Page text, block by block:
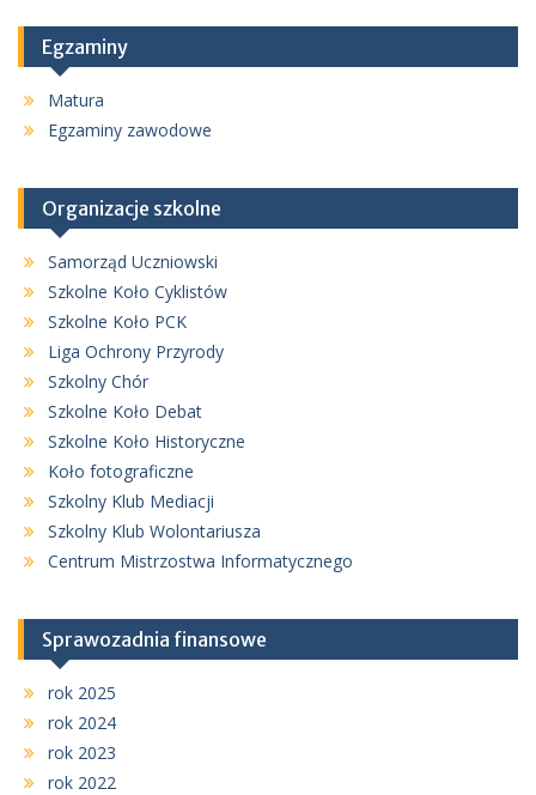
Egzaminy
Matura
Egzaminy zawodowe
Organizacje szkolne
Samorząd Uczniowski
Szkolne Koło Cyklistów
Szkolne Koło PCK
Liga Ochrony Przyrody
Szkolny Chór
Szkolne Koło Debat
Szkolne Koło Historyczne
Koło fotograficzne
Szkolny Klub Mediacji
Szkolny Klub Wolontariusza
Centrum Mistrzostwa Informatycznego
Sprawozadnia finansowe
rok 2025
rok 2024
rok 2023
rok 2022